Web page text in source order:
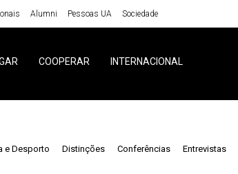
Alumni Pessoas UA Sociedade
COOPERAR INTERNACIONAL
e Desporto Distinções Conferências Entrevistas